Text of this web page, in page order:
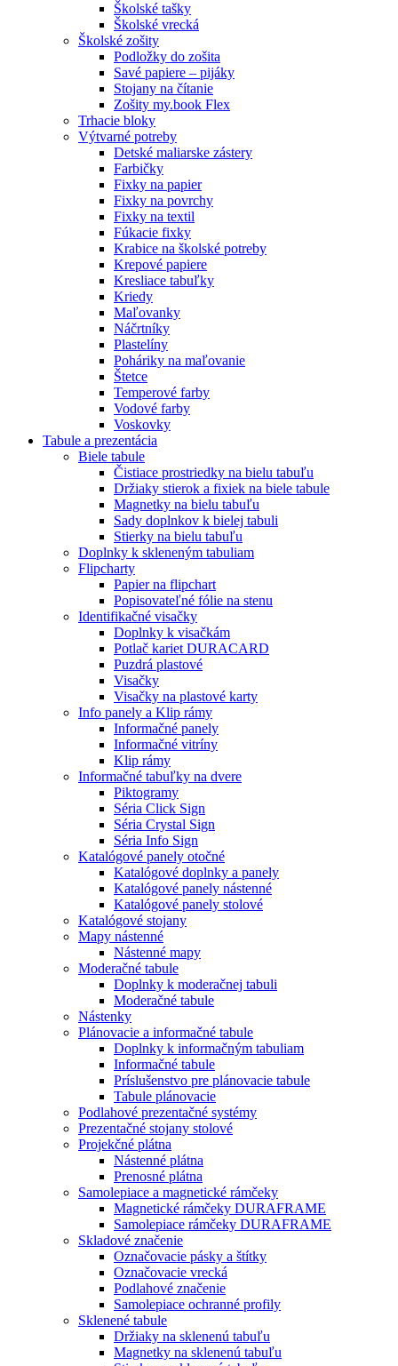
Školské tašky
Školské vrecká
Školské zošity
Podložky do zošita
Savé papiere – pijáky
Stojany na čítanie
Zošity my.book Flex
Trhacie bloky
Výtvarné potreby
Detské maliarske zástery
Farbičky
Fixky na papier
Fixky na povrchy
Fixky na textil
Fúkacie fixky
Krabice na školské potreby
Krepové papiere
Kresliace tabuľky
Kriedy
Maľovanky
Náčrtníky
Plastelíny
Poháriky na maľovanie
Štetce
Temperové farby
Vodové farby
Voskovky
Tabule a prezentácia
Biele tabule
Čistiace prostriedky na bielu tabuľu
Držiaky stierok a fixiek na biele tabule
Magnetky na bielu tabuľu
Sady doplnkov k bielej tabuli
Stierky na bielu tabuľu
Doplnky k skleneným tabuliam
Flipcharty
Papier na flipchart
Popisovateľné fólie na stenu
Identifikačné visačky
Doplnky k visačkám
Potlač kariet DURACARD
Puzdrá plastové
Visačky
Visačky na plastové karty
Info panely a Klip rámy
Informačné panely
Informačné vitríny
Klip rámy
Informačné tabuľky na dvere
Piktogramy
Séria Click Sign
Séria Crystal Sign
Séria Info Sign
Katalógové panely otočné
Katalógové doplnky a panely
Katalógové panely nástenné
Katalógové panely stolové
Katalógové stojany
Mapy nástenné
Nástenné mapy
Moderačné tabule
Doplnky k moderačnej tabuli
Moderačné tabule
Nástenky
Plánovacie a informačné tabule
Doplnky k informačným tabuliam
Informačné tabule
Príslušenstvo pre plánovacie tabule
Tabule plánovacie
Podlahové prezentačné systémy
Prezentačné stojany stolové
Projekčné plátna
Nástenné plátna
Prenosné plátna
Samolepiace a magnetické rámčeky
Magnetické rámčeky DURAFRAME
Samolepiace rámčeky DURAFRAME
Skladové značenie
Označovacie pásky a štítky
Označovacie vrecká
Podlahové značenie
Samolepiace ochranné profily
Sklenené tabule
Držiaky na sklenenú tabuľu
Magnetky na sklenenú tabuľu